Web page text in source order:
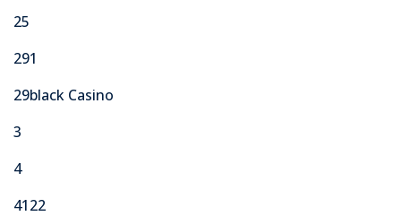
25
291
29black Casino
3
4
4122